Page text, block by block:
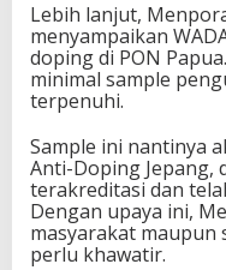
Lebih lanjut,
menyampaikan
doping di PON
minimal sample
terpenuhi.
Sample ini nantinya
Anti-Doping Jepang,
terakreditasi dan
Dengan upaya ini,
masyarakat
perlu khawatir.